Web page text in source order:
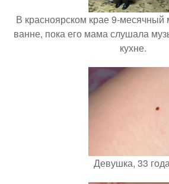
В красноярском крае 9-месячный
ванне, пока его мама слушала
кухне.
Девушка, 33